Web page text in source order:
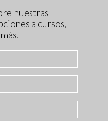
nuestras
a cursos,